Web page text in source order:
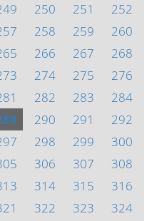
250 251
252
258 259
260
266 267
268
274 275
276
282 283
284
290 291
292
298 299
300
306 307
308
314 315
316
322 323
324